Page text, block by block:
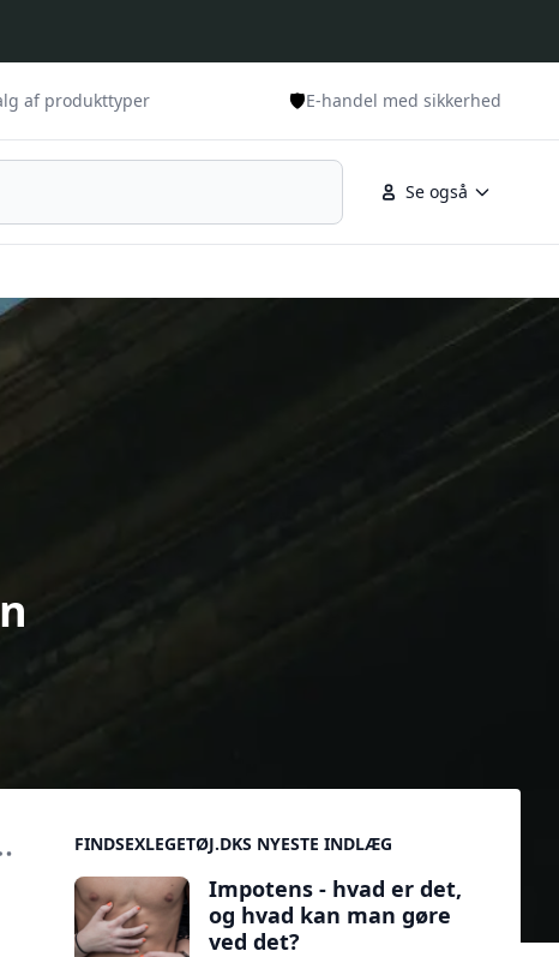
af produkttyper 🛡️E-handel med sikkerhed
Se også
Sidebar
FINDSEXLEGETØJ.DKS NYESTE INDLÆG
Impotens - hvad er det,
og hvad kan man gøre
ved det?